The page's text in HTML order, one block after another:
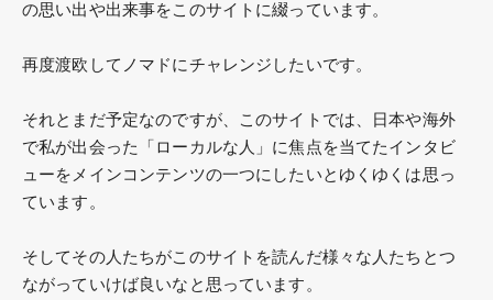
の思い出や出来事をこのサイトに綴っています。
再度渡欧してノマドにチャレンジしたいです。
それとまだ予定なのですが、このサイトでは、日本や海外
で私が出会った「ローカルな人」に焦点を当てたインタビ
ューをメインコンテンツの一つにしたいとゆくゆくは思っ
ています。
そしてその人たちがこのサイトを読んだ様々な人たちとつ
ながっていけば良いなと思っています。